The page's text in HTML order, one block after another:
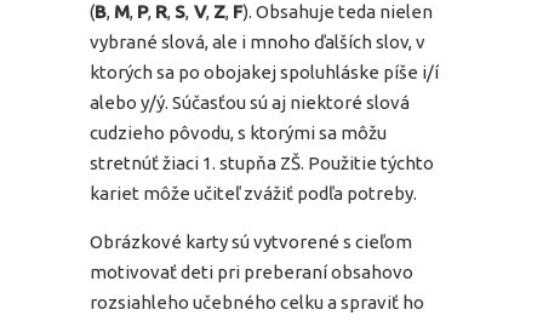
(B, M, P, R, S, V, Z, F). Obsahuje teda nielen
vybrané slová, ale i mnoho ďalších slov, v
ktorých sa po obojakej spoluhláske píše i/í
alebo y/ý. Súčasťou sú aj niektoré slová
cudzieho pôvodu, s ktorými sa môžu
stretnúť žiaci 1. stupňa ZŠ. Použitie týchto
kariet môže učiteľ zvážiť podľa potreby.
Obrázkové karty sú vytvorené s cieľom
motivovať deti pri preberaní obsahovo
rozsiahleho učebného celku a spraviť ho